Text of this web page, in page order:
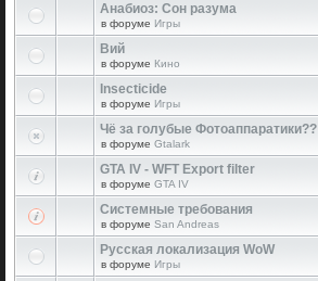
Анабиоз: Сон разума
в форуме Игры
Вий
в форуме Кино
Insecticide
в форуме Игры
Чё за голубые Фотоаппаратики??
в форуме Gtalark
GTA IV - WFT Export filter
в форуме GTA IV
Системные требования
в форуме San Andreas
Русская локализация WoW
в форуме Игры